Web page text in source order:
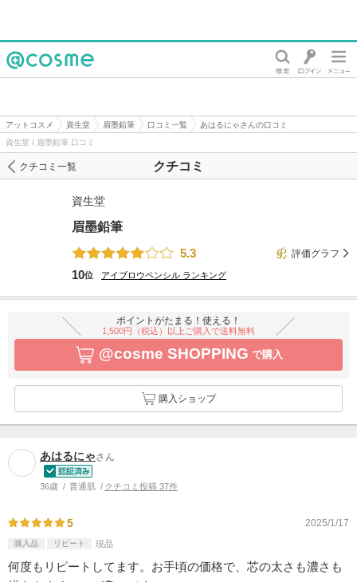
アットコスメ 資生堂 眉墨鉛筆 口コミ一覧
あはるにゃさんの口コミ
資生堂 / 眉墨鉛筆 口コミ
クチコミ
クチコミ一覧
資生堂
眉墨鉛筆
5.3
評価グラフ
10位 アイブロウペンシル ランキング
ポイントがたまる！使える！
1,500円（税込）以上ご購入で送料無料
@cosme SHOPPING で購入
購入ショップ
あはるにゃさん
36歳 普通肌 クチコミ投稿 37件
5 2025/1/17
購入品 リピート 現品
何度もリピートしてます。お手頃の価格で、芯の太さも濃さも